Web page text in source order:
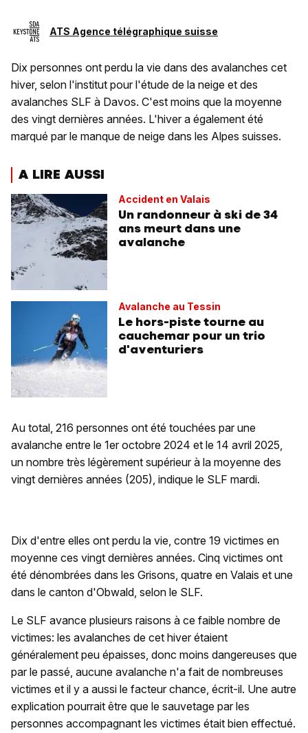
ATS Agence télégraphique suisse
Dix personnes ont perdu la vie dans des avalanches cet
hiver, selon l'institut pour l'étude de la neige et des
avalanches SLF à Davos. C'est moins que la moyenne
des vingt dernières années. L'hiver a également été
marqué par le manque de neige dans les Alpes suisses.
A LIRE AUSSI
Accident en Valais
Un randonneur à ski de 34
ans meurt dans une
avalanche
Avalanche au Tessin
Le hors-piste tourne au
cauchemar pour un trio
d'aventuriers
Au total, 216 personnes ont été touchées par une
avalanche entre le 1er octobre 2024 et le 14 avril 2025,
un nombre très légèrement supérieur à la moyenne des
vingt dernières années (205), indique le SLF mardi.
Dix d'entre elles ont perdu la vie, contre 19 victimes en
moyenne ces vingt dernières années. Cinq victimes ont
été dénombrées dans les Grisons, quatre en Valais et une
dans le canton d'Obwald, selon le SLF.
Le SLF avance plusieurs raisons à ce faible nombre de
victimes: les avalanches de cet hiver étaient
généralement peu épaisses, donc moins dangereuses que
par le passé, aucune avalanche n'a fait de nombreuses
victimes et il y a aussi le facteur chance, écrit-il. Une autre
explication pourrait être que le sauvetage par les
personnes accompagnant les victimes était bien effectué.